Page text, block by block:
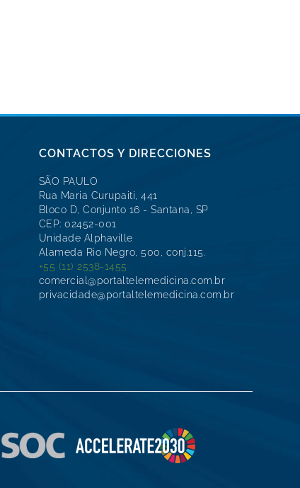
CONTACTOS Y DIRECCIONES
SÃO PAULO
Rua Maria Curupaiti, 441
Bloco D, Conjunto 16 - Santana, SP
CEP: 02452-001
Unidade Alphaville
Alameda Rio Negro, 500, conj.115.
+55 (11) 2538-1455
comercial@portaltelemedicina.com.br
privacidade@portaltelemedicina.com.br